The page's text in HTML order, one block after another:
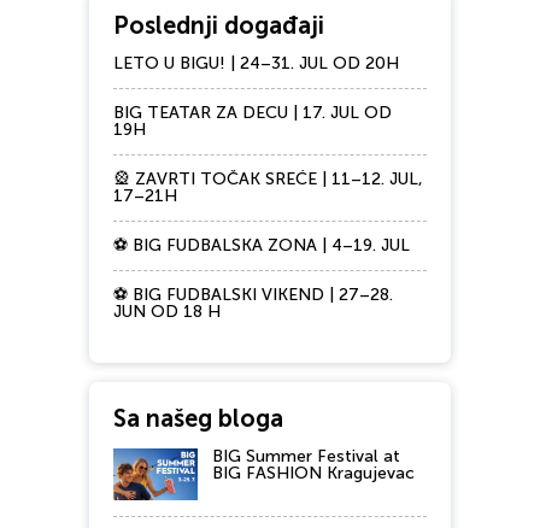
Poslednji događaji
LETO U BIGU! | 24–31. JUL OD 20H
BIG TEATAR ZA DECU | 17. JUL OD
19H
🎡 ZAVRTI TOČAK SREĆE | 11–12. JUL,
17–21H
⚽ BIG FUDBALSKA ZONA | 4–19. JUL
⚽ BIG FUDBALSKI VIKEND | 27–28.
JUN OD 18 H
Sa našeg bloga
BIG Summer Festival at
BIG FASHION Kragujevac